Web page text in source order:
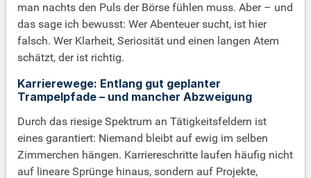
man nachts den Puls der Börse fühlen muss. Aber – und
das sage ich bewusst: Wer Abenteuer sucht, ist hier
falsch. Wer Klarheit, Seriosität und einen langen Atem
schätzt, der ist richtig.
Karrierewege: Entlang gut geplanter
Trampelpfade – und mancher Abzweigung
Durch das riesige Spektrum an Tätigkeitsfeldern ist
eines garantiert: Niemand bleibt auf ewig im selben
Zimmerchen hängen. Karriereschritte laufen häufig nicht
auf lineare Sprünge hinaus, sondern auf Projekte,